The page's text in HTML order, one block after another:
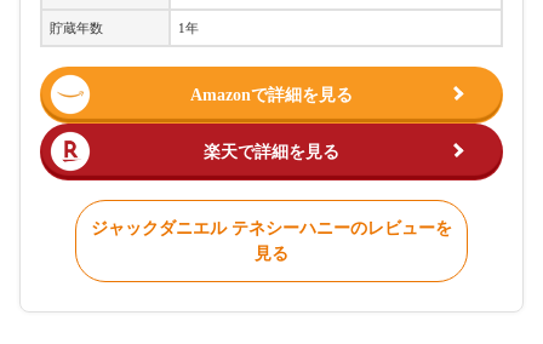
貯蔵年数 1年
Amazonで詳細を見る
楽天で詳細を見る
ジャックダニエル テネシーハニーのレビューを
見る